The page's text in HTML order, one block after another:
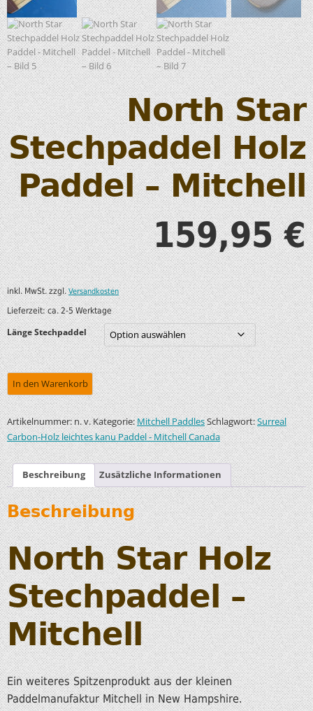
North Star
Stechpaddel Holz
Paddel – Mitchell
159,95€
inkl. MwSt. zzgl.Versandkosten
Lieferzeit:ca. 2-5 Werktage
Länge Stechpaddel
In den Warenkorb
Artikelnummer:n. v. Kategorie:Mitchell PaddlesSchlagwort:Surreal
Carbon-Holz leichtes kanu Paddel - Mitchell Canada
Beschreibung Zusätzliche Informationen
Beschreibung
North Star Holz
Stechpaddel –
Mitchell
Ein weiteres Spitzenprodukt aus der kleinen
Paddelmanufaktur Mitchell in New Hampshire.